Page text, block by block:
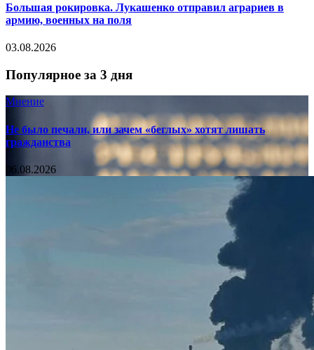
Большая рокировка. Лукашенко отправил аграриев в
армию, военных на поля
03.08.2026
Популярное за 3 дня
Мнение
Не было печали, или зачем «беглых» хотят лишать
гражданства
06.08.2026